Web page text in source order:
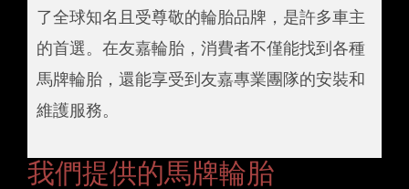
了全球知名且受尊敬的輪胎品牌，是許多車主
的首選。在友嘉輪胎，消費者不僅能找到各種
馬牌輪胎，還能享受到友嘉專業團隊的安裝和
維護服務。
我們提供的馬牌輪胎